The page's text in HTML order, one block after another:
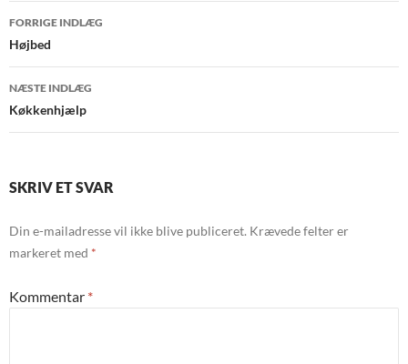
Indlægsnavigation
FORRIGE INDLÆG
Højbed
NÆSTE INDLÆG
Køkkenhjælp
SKRIV ET SVAR
Din e-mailadresse vil ikke blive publiceret. Krævede felter er
markeret med *
Kommentar *